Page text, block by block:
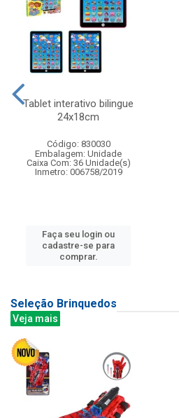
Tablet interativo bilingue
24x18cm
Código: 830030
Embalagem: Unidade
Caixa Com: 36 Unidade(s)
Inmetro: 006758/2019
Faça seu login ou
cadastre-se para
comprar.
Seleção Brinquedos
Veja mais